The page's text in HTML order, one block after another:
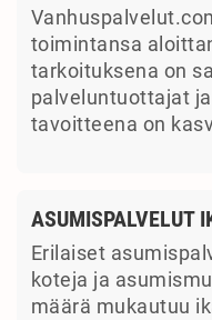
toimintansa
tarkoituksena on
palveluntuottajat
tavoitteena on
ASUMISPALVELUT
Erilaiset
koteja ja
määrä mukautuu